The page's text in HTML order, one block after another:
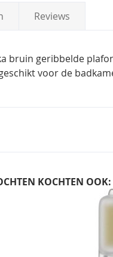
Reviews
bruin geribbelde
voor de
KOCHTEN OOK: